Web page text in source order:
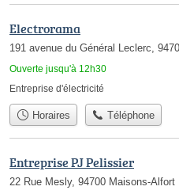
Electrorama
191 avenue du Général Leclerc,
Ouverte jusqu'à 12h30
Entreprise d'électricité
Horaires Téléphone
Entreprise PJ Pelissier
22 Rue Mesly, 94700 Maisons-Alfort